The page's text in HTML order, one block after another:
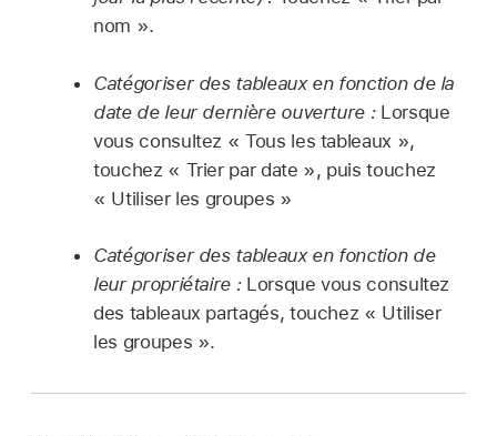
nom ».
Catégoriser des tableaux en fonction de la
date de leur dernière ouverture : Lorsque
vous consultez « Tous les tableaux »,
touchez « Trier par date », puis touchez
« Utiliser les groupes »
Catégoriser des tableaux en fonction de
leur propriétaire : Lorsque vous consultez
des tableaux partagés, touchez « Utiliser
les groupes ».